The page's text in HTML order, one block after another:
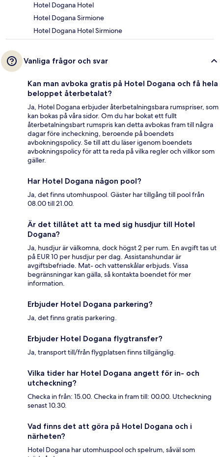
Hotel Dogana Hotel
Hotel Dogana Sirmione
Hotel Dogana Hotel Sirmione
Vanliga frågor och svar
Kan man avboka gratis på Hotel Dogana och få hela
beloppet återbetalat?
Ja, Hotel Dogana erbjuder återbetalningsbara rumspriser, som
kan bokas på våra sidor. Om du har bokat ett fullt
återbetalningsbart rumspris kan detta avbokas fram till några
dagar före incheckning, beroende på boendets
avbokningspolicy. Se till att du läser igenom boendets
avbokningspolicy för att ta reda på vilka regler och villkor som
gäller.
Har Hotel Dogana någon pool?
Ja, det finns utomhuspool. Gäster har tillgång till pool från
08.00 till 21.00.
Är det tillåtet att ta med sig husdjur till Hotel
Dogana?
Ja, husdjur är välkomna, dock högst 2 per rum. En avgift tas ut
på EUR 10 per husdjur per dag. Assistanshundar är
avgiftsbefriade. Mat- och vattenskålar erbjuds. Vissa
begränsningar kan gälla, så kontakta boendet för mer
information.
Erbjuder Hotel Dogana parkering?
Ja, det finns gratis parkering.
Erbjuder Hotel Dogana flygtransfer?
Ja, transport till/från flygplatsen finns tillgänglig.
Vilka tider har Hotel Dogana angett för in- och
utcheckning?
Checka in från: 15.00. Checka in fram till: 00.00. Utcheckning
senast 10.30.
Vad finns det att göra på Hotel Dogana och i
närheten?
Hotel Dogana har utomhuspool och spelrum, såväl som